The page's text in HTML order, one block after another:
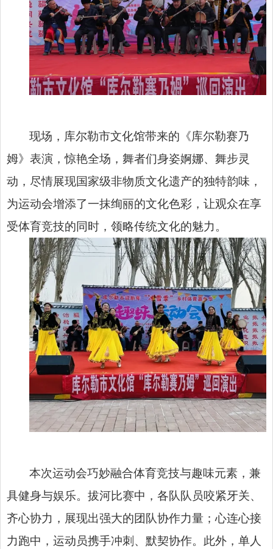
现场，库尔勒市文化馆带来的《库尔勒赛乃
姆》表演，惊艳全场，舞者们身姿婀娜、舞步灵
动，尽情展现国家级非物质文化遗产的独特韵味，
为运动会增添了一抹绚丽的文化色彩，让观众在享
受体育竞技的同时，领略传统文化的魅力。
本次运动会巧妙融合体育竞技与趣味元素，兼
具健身与娱乐。拔河比赛中，各队队员咬紧牙关、
齐心协力，展现出强大的团队协作力量；心连心接
力跑中，运动员携手冲刺、默契协作。此外，单人